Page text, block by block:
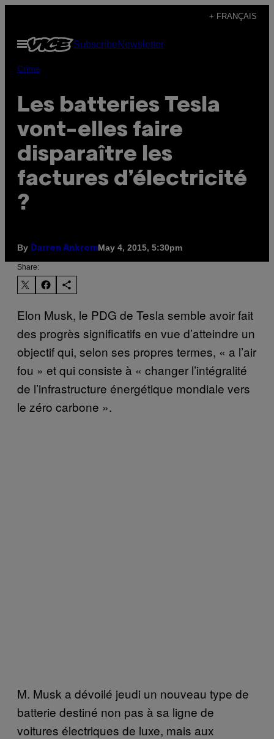
content
+ FRANÇAIS
Open
Menu
SubscribeNewsletter
Crime
Les batteries Tesla
vont-elles faire
disparaître les
factures d’électricité
?
By Darren AnkromMay 4, 2015, 5:30pm
Share:
Elon Musk, le PDG de Tesla semble avoir fait
des progrès significatifs en vue d’atteindre un
objectif qui, selon ses propres termes, « a l’air
fou » et qui consiste à « changer l’intégralité
de l’infrastructure énergétique mondiale vers
le zéro carbone ».
M. Musk a dévoilé jeudi un nouveau type de
batterie destiné non pas à sa ligne de
voitures électriques de luxe, mais aux